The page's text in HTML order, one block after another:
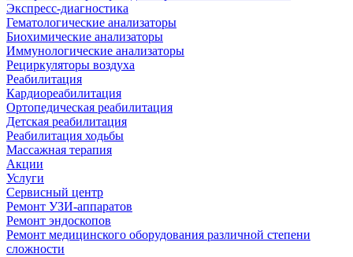
Экспресс-диагностика
Гематологические анализаторы
Биохимические анализаторы
Иммунологические анализаторы
Рециркуляторы воздуха
Реабилитация
Кардиореабилитация
Ортопедическая реабилитация
Детская реабилитация
Реабилитация ходьбы
Массажная терапия
Акции
Услуги
Сервисный центр
Ремонт УЗИ-аппаратов
Ремонт эндоскопов
Ремонт медицинского оборудования различной степени
сложности